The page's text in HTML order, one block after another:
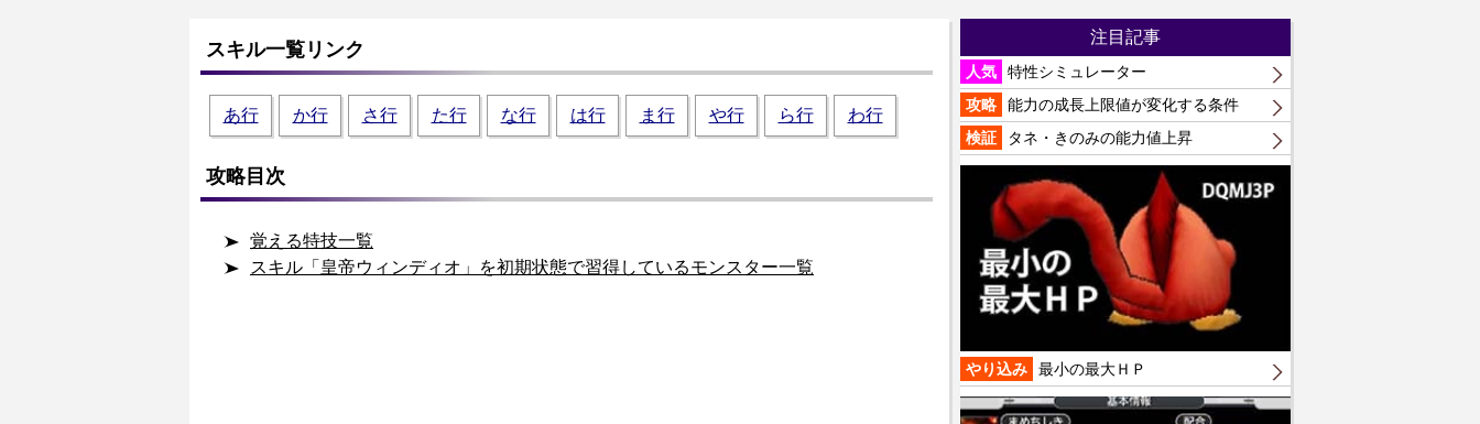
スキル一覧リンク
あ行 か行 さ行 た行 な行 は行 ま行 や行 ら行 わ行
攻略目次
覚える特技一覧
スキル「皇帝ウィンディオ」を初期状態で習得しているモンスター一覧
注目記事
人気
特性シミュレーター
攻略
能力の成長上限値が変化する条件
検証
タネ・きのみの能力値上昇
やり込み 最小の最大ＨＰ